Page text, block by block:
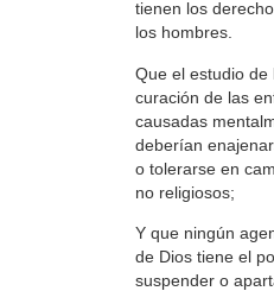
tienen los
los hombres.
Que el estudio de
curación de las
causadas
deberían
o tolerarse en
no religiosos;
Y que ningún
de Dios tiene el
suspender o